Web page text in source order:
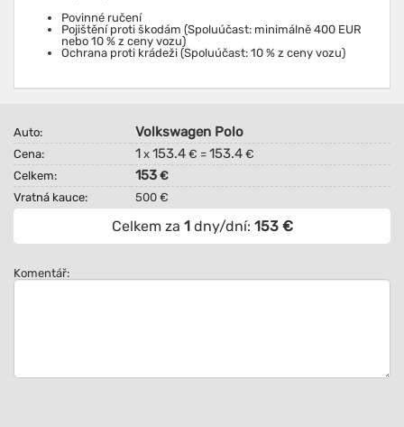
Povinné ručení
Pojištění proti škodám (Spoluúčast: minimálně 400 EUR
nebo 10 % z ceny vozu)
Ochrana proti krádeži (Spoluúčast: 10 % z ceny vozu)
Auto: Volkswagen Polo
Cena: 1 x 153.4 € = 153.4 €
Celkem:
153 €
Vratná kauce:
500 €
Celkem za 1dny/dní: 153€
Komentář: